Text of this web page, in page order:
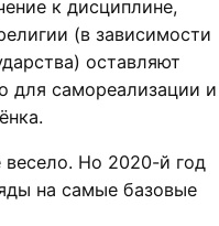
к дисциплине,
(в зависимости
оставляют
для самореализации и
весело. Но 2020-й год
на самые базовые